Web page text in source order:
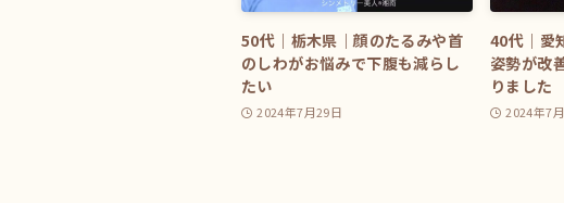
50代｜栃木県｜顔のたるみや首
のしわがお悩みで下腹も減らし
たい
2024年7月29日
40代｜愛
姿勢が改
りました
2024年7